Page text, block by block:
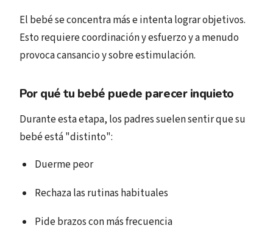
El bebé se concentra más e intenta lograr objetivos.
Esto requiere coordinación y esfuerzo y a menudo
provoca cansancio y sobre estimulación.
Por qué tu bebé puede parecer inquieto
Durante esta etapa, los padres suelen sentir que su
bebé está "distinto":
Duerme peor
Rechaza las rutinas habituales
Pide brazos con más frecuencia